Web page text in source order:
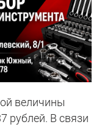
величины
рублей. В связи